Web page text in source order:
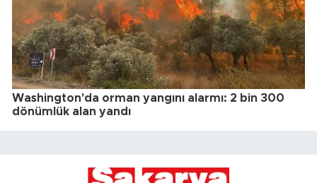
Washington'da orman yangını alarmı: 2 bin 300
dönümlük alan yandı